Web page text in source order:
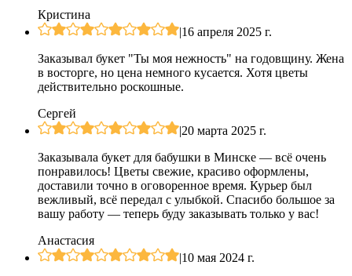
Кристина
|16 апреля 2025 г.
Заказывал букет "Ты моя нежность" на годовщину. Жена
в восторге, но цена немного кусается. Хотя цветы
действительно роскошные.
Сергей
|20 марта 2025 г.
Заказывала букет для бабушки в Минске — всё очень
понравилось! Цветы свежие, красиво оформлены,
доставили точно в оговоренное время. Курьер был
вежливый, всё передал с улыбкой. Спасибо большое за
вашу работу — теперь буду заказывать только у вас!
Анастасия
|10 мая 2024 г.